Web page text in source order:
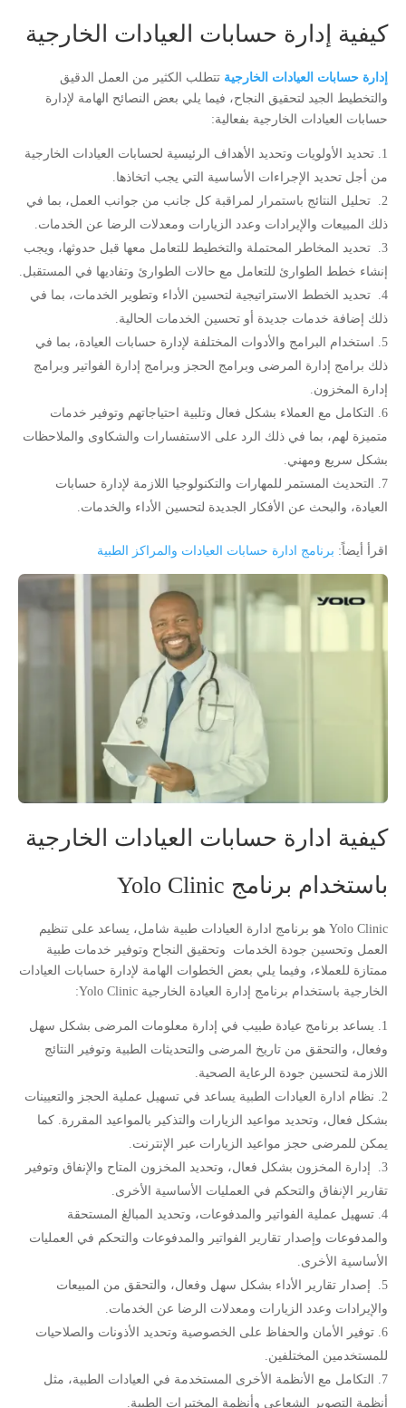
كيفية إدارة حسابات العيادات الخارجية
إدارة حسابات العيادات الخارجية تتطلب الكثير من العمل الدقيق
والتخطيط الجيد لتحقيق النجاح، فيما يلي بعض النصائح الهامة لإدارة
حسابات العيادات الخارجية بفعالية:
تحديد الأولويات وتحديد الأهداف الرئيسية لحسابات العيادات الخارجية
من أجل تحديد الإجراءات الأساسية التي يجب اتخاذها.
تحليل النتائج باستمرار لمراقبة كل جانب من جوانب العمل، بما في
ذلك المبيعات والإيرادات وعدد الزيارات ومعدلات الرضا عن الخدمات.
تحديد المخاطر المحتملة والتخطيط للتعامل معها قبل حدوثها، ويجب
إنشاء خطط الطوارئ للتعامل مع حالات الطوارئ وتفاديها في المستقبل.
تحديد الخطط الاستراتيجية لتحسين الأداء وتطوير الخدمات، بما في
ذلك إضافة خدمات جديدة أو تحسين الخدمات الحالية.
استخدام البرامج والأدوات المختلفة لإدارة حسابات العيادة، بما في
ذلك برامج إدارة المرضى وبرامج الحجز وبرامج إدارة الفواتير وبرامج
إدارة المخزون.
التكامل مع العملاء بشكل فعال وتلبية احتياجاتهم وتوفير خدمات
متميزة لهم، بما في ذلك الرد على الاستفسارات والشكاوى والملاحظات
بشكل سريع ومهني.
التحديث المستمر للمهارات والتكنولوجيا اللازمة لإدارة حسابات
العيادة، والبحث عن الأفكار الجديدة لتحسين الأداء والخدمات.
اقرأ أيضاً: برنامج ادارة حسابات العيادات والمراكز الطبية
كيفية ادارة حسابات العيادات الخارجية
باستخدام برنامج Yolo Clinic
Yolo Clinic هو برنامج ادارة العيادات طبية شامل، يساعد على تنظيم
العمل وتحسين جودة الخدمات وتحقيق النجاح وتوفير خدمات طبية
ممتازة للعملاء، وفيما يلي بعض الخطوات الهامة لإدارة حسابات العيادات
الخارجية باستخدام برنامج إدارة العيادة الخارجية Yolo Clinic:
يساعد برنامج عيادة طبيب في إدارة معلومات المرضى بشكل سهل
وفعال، والتحقق من تاريخ المرضى والتحديثات الطبية وتوفير النتائج
اللازمة لتحسين جودة الرعاية الصحية.
نظام ادارة العيادات الطبية يساعد في تسهيل عملية الحجز والتعيينات
بشكل فعال، وتحديد مواعيد الزيارات والتذكير بالمواعيد المقررة. كما
يمكن للمرضى حجز مواعيد الزيارات عبر الإنترنت.
إدارة المخزون بشكل فعال، وتحديد المخزون المتاح والإنفاق وتوفير
تقارير الإنفاق والتحكم في العمليات الأساسية الأخرى.
تسهيل عملية الفواتير والمدفوعات، وتحديد المبالغ المستحقة
والمدفوعات وإصدار تقارير الفواتير والمدفوعات والتحكم في العمليات
الأساسية الأخرى.
إصدار تقارير الأداء بشكل سهل وفعال، والتحقق من المبيعات
والإيرادات وعدد الزيارات ومعدلات الرضا عن الخدمات.
توفير الأمان والحفاظ على الخصوصية وتحديد الأذونات والصلاحيات
للمستخدمين المختلفين.
التكامل مع الأنظمة الأخرى المستخدمة في العيادات الطبية، مثل
أنظمة التصوير الشعاعي وأنظمة المختبرات الطبية.